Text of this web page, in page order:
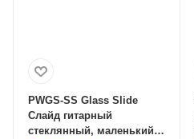
PWGS-SS Glass Slide
Слайд гитарный
стеклянный, маленький